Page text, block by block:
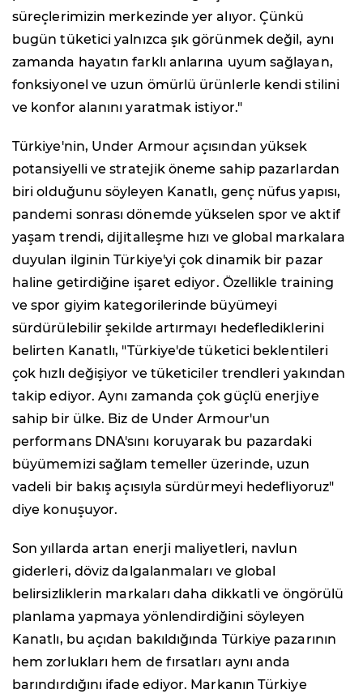
süreçlerimizin merkezinde yer alıyor. Çünkü
bugün tüketici yalnızca şık görünmek değil, aynı
zamanda hayatın farklı anlarına uyum sağlayan,
fonksiyonel ve uzun ömürlü ürünlerle kendi stilini
ve konfor alanını yaratmak istiyor."
Türkiye'nin, Under Armour açısından yüksek
potansiyelli ve stratejik öneme sahip pazarlardan
biri olduğunu söyleyen Kanatlı, genç nüfus yapısı,
pandemi sonrası dönemde yükselen spor ve aktif
yaşam trendi, dijitalleşme hızı ve global markalara
duyulan ilginin Türkiye'yi çok dinamik bir pazar
haline getirdiğine işaret ediyor. Özellikle training
ve spor giyim kategorilerinde büyümeyi
sürdürülebilir şekilde artırmayı hedeflediklerini
belirten Kanatlı, "Türkiye'de tüketici beklentileri
çok hızlı değişiyor ve tüketiciler trendleri yakından
takip ediyor. Aynı zamanda çok güçlü enerjiye
sahip bir ülke. Biz de Under Armour'un
performans DNA'sını koruyarak bu pazardaki
büyümemizi sağlam temeller üzerinde, uzun
vadeli bir bakış açısıyla sürdürmeyi hedefliyoruz"
diye konuşuyor.
Son yıllarda artan enerji maliyetleri, navlun
giderleri, döviz dalgalanmaları ve global
belirsizliklerin markaları daha dikkatli ve öngörülü
planlama yapmaya yönlendirdiğini söyleyen
Kanatlı, bu açıdan bakıldığında Türkiye pazarının
hem zorlukları hem de fırsatları aynı anda
barındırdığını ifade ediyor. Markanın Türkiye